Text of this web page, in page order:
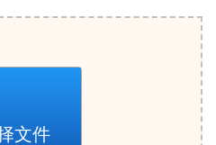
文件